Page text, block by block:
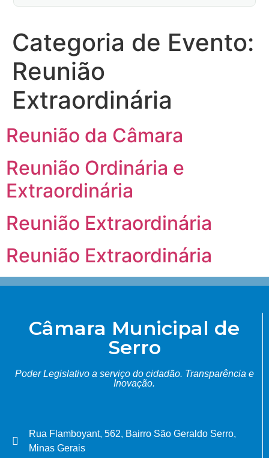
Categoria de Evento:
Reunião
Extraordinária
Reunião da Câmara
Reunião Ordinária e
Extraordinária
Reunião Extraordinária
Reunião Extraordinária
Câmara Municipal de
Serro
Poder Legislativo a serviço do cidadão. Transparência e
Inovação.
Rua Flamboyant, 562, Bairro São Geraldo Serro,
Minas Gerais